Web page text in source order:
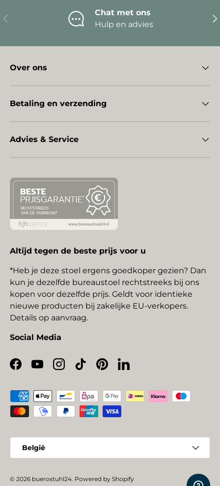
Vorige
Chat met ons
Hulp en advies
Over ons
Betaling en verzending
Advies & Service
Altijd tegen de beste prijs voor u
*Heb je deze stoel ergens goedkoper gezien? Dan
kun je dezelfde bureaustoel rechtstreeks bij ons
kopen voor dezelfde prijs. Geldt voor identieke
nieuwe producten bij zakelijke EU-verkopers.
Details op aanvraag.
Social Media
Facebook
YouTubeInstagram
TikTokPinterestLinkedIn
Geaccepteerde betaalmethoden
België
© 2026 buerostuhl24. Powered by Shopify